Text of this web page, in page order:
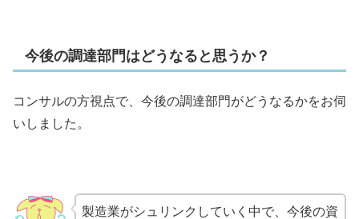
今後の調達部門はどうなると思うか？
コンサルの方視点で、今後の調達部門がどうなるかをお伺
いしました。
製造業がシュリンクしていく中で、今後の資